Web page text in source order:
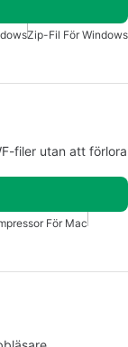
Zip-Fil För Windows
filer utan att förlora
För Mac